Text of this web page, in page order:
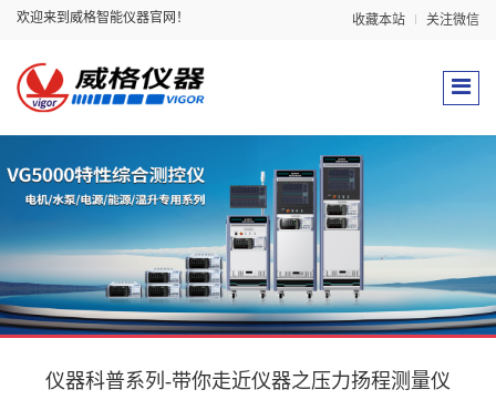
欢迎来到威格智能仪器官网！ 收藏本站 关注微信
仪器科普系列-带你走近仪器之压力扬程测量仪